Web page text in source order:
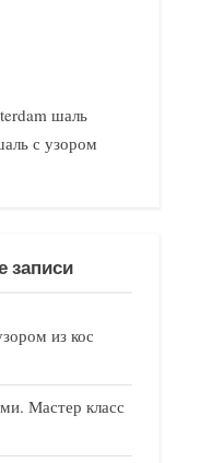
шаль
с узором
записи
из кос
Мастер класс